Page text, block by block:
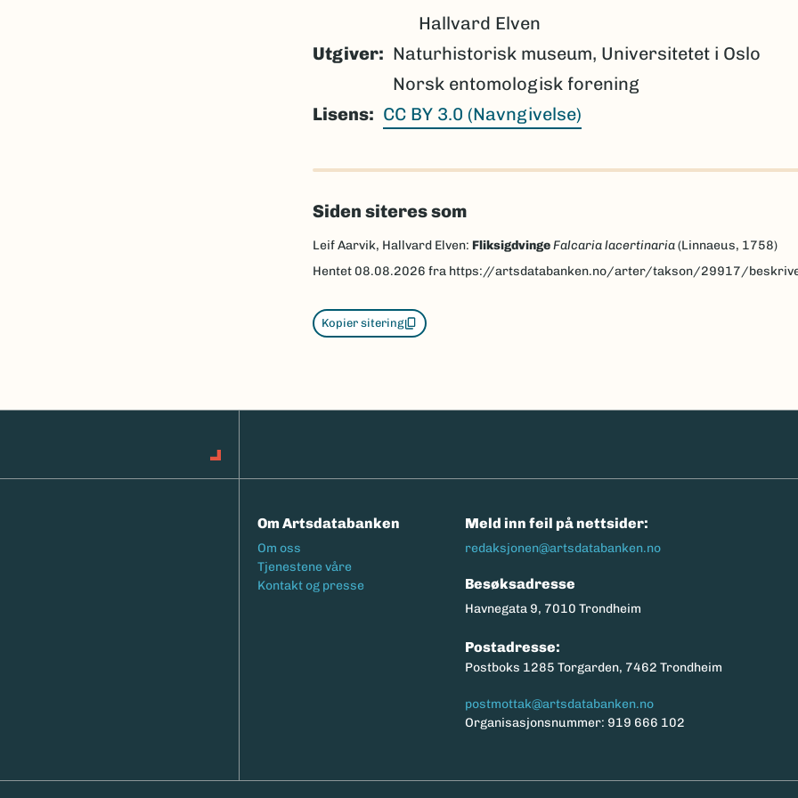
Hallvard Elven
Utgiver
Naturhistorisk museum, Universitetet i Oslo
Norsk entomologisk forening
Lisens
CC BY 3.0 (Navngivelse)
Siden siteres som
Leif Aarvik, Hallvard Elven: FliksigdvingeFalcaria lacertinaria(Linnaeus, 1758)
Hentet 08.08.2026 fra https://artsdatabanken.no/arter/takson/29917/
Kopier sitering
Om Artsdatabanken
Footermeny
Om oss
Tjenestene våre
Kontakt og presse
Meld inn feil på nettsider:
redaksjonen@artsdatabanken.no
Besøksadresse
Havnegata 9, 7010 Trondheim
Postadresse:
Postboks 1285 Torgarden, 7462 Trondheim
postmottak@artsdatabanken.no
Organisasjonsnummer: 919 666 102